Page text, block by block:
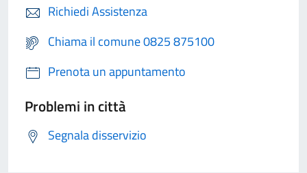
Richiedi Assistenza
Chiama il comune 0825 875100
Prenota un appuntamento
Problemi in città
Segnala disservizio